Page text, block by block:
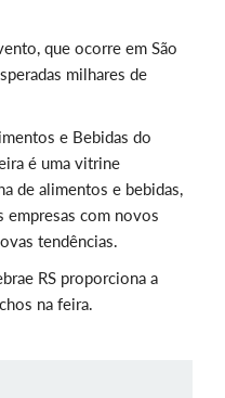
que ocorre em São
milhares de
e Bebidas do
é uma vitrine
de alimentos e bebidas,
empresas com novos
tendências.
RS proporciona a
na feira.